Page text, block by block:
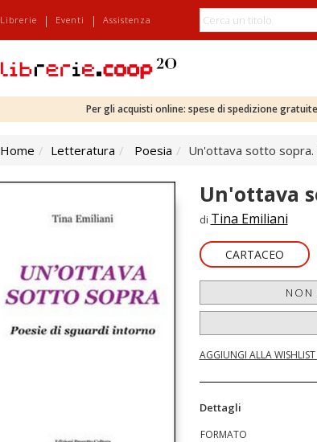
Librerie | Eventi | Assistenza
Per gli acquisti online: spese di spedizione
Home Letteratura Poesia Un'ottava sotto
Un'ottava
di Tina Emiliani
CARTACEO
NON
AGGIUNGI ALLA WISHLIST
Dettagli
FORMATO